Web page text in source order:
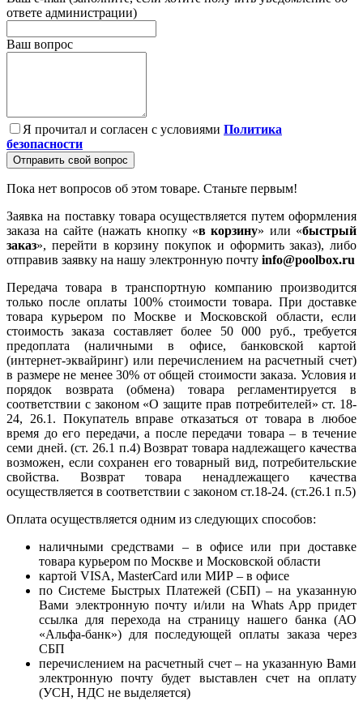
ответе администрации)
Ваш вопрос
Я прочитал и согласен с условиями Политика
безопасности
Отправить свой вопрос
Пока нет вопросов об этом товаре. Станьте первым!
Заявка на поставку товара осуществляется путем оформления
заказа на сайте (нажать кнопку «в корзину» или «быстрый
заказ», перейти в корзину покупок и оформить заказ), либо
отправив заявку на нашу электронную почту info@poolbox.ru
Передача товара в транспортную компанию производится
только после оплаты 100% стоимости товара. При доставке
товара курьером по Москве и Московской области, если
стоимость заказа составляет более 50 000 руб., требуется
предоплата (наличными в офисе, банковской картой
(интернет-эквайринг) или перечислением на расчетный счет)
в размере не менее 30% от общей стоимости заказа. Условия и
порядок возврата (обмена) товара регламентируется в
соответствии с законом «О защите прав потребителей» ст. 18-
24, 26.1. Покупатель вправе отказаться от товара в любое
время до его передачи, а после передачи товара – в течение
семи дней. (ст. 26.1 п.4) Возврат товара надлежащего качества
возможен, если сохранен его товарный вид, потребительские
свойства. Возврат товара ненадлежащего качества
осуществляется в соответствии с законом ст.18-24. (ст.26.1 п.5)
Оплата осуществляется одним из следующих способов:
наличными средствами – в офисе или при доставке
товара курьером по Москве и Московской области
картой VISA, MasterCard или МИР – в офисе
по Системе Быстрых Платежей (СБП) – на указанную
Вами электронную почту и/или на Whats App придет
ссылка для перехода на страницу нашего банка (АО
«Альфа-банк») для последующей оплаты заказа через
СБП
перечислением на расчетный счет – на указанную Вами
электронную почту будет выставлен счет на оплату
(УСН, НДС не выделяется)